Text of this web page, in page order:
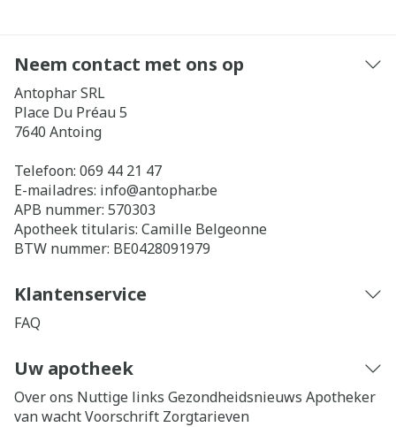
Neem contact met ons op
Antophar SRL
Place Du Préau 5
7640 Antoing
Telefoon: 069 44 21 47
E-mailadres: info@antophar.be
APB nummer: 570303
Apotheek titularis: Camille Belgeonne
BTW nummer: BE0428091979
Klantenservice
FAQ
Uw apotheek
Over ons Nuttige links Gezondheidsnieuws Apotheker
van wachtVoorschrift Zorgtarieven